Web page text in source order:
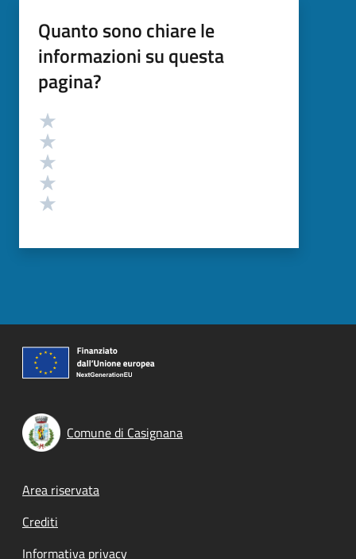
Quanto sono chiare le
informazioni su questa
pagina?
Valutazione
Comune di Casignana
Footer menu
Area riservata
Crediti
Informativa privacy